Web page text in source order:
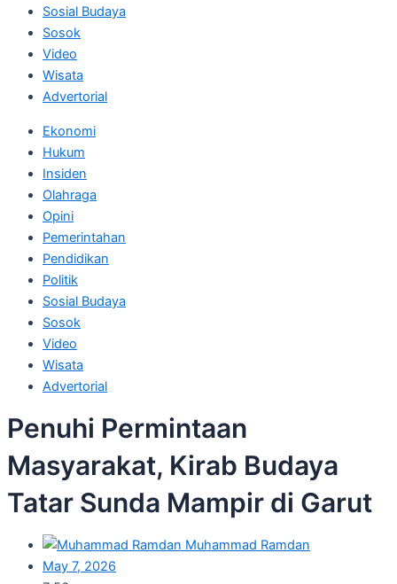
Sosial Budaya
Sosok
Video
Wisata
Advertorial
Ekonomi
Hukum
Insiden
Olahraga
Opini
Pemerintahan
Pendidikan
Politik
Sosial Budaya
Sosok
Video
Wisata
Advertorial
Penuhi Permintaan
Masyarakat, Kirab Budaya
Tatar Sunda Mampir di Garut
Muhammad Ramdan
May 7, 2026